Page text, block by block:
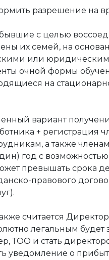
разрешение на
с целью
их семей, на
или
очной формы
на
вариант
+ регистрация
а также
год с
превышать срока
правового
считается
легальным будет
ТОО и стать
уведомление о